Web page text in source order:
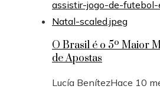
O Brasil é o 5º Maior
de Apostas
Lucía BenítezHace 10